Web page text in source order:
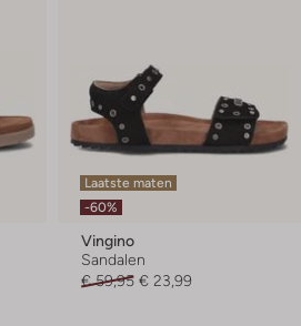
Laatste maten
-60%
Vingino
Sandalen
€ 59,95 € 23,99